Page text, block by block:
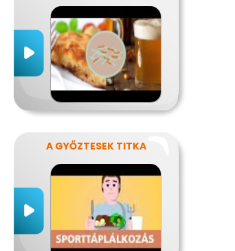
A GYŐZTESEK TITKA